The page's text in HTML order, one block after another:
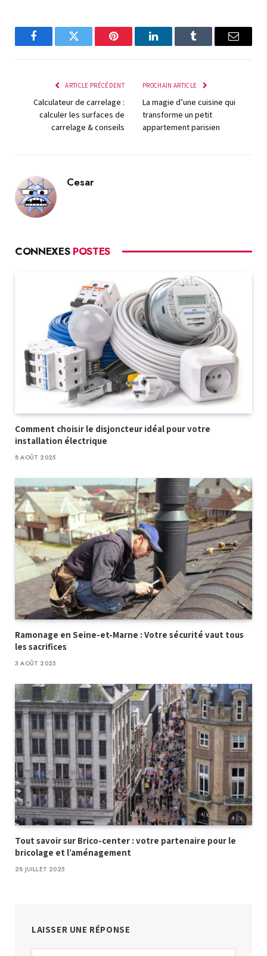
FacebookTwitter Pinterest LinkedInTumblr
E-
ARTICLE PRÉCÉDENT
Calculateur de carrelage :
calculer les surfaces de
carrelage & conseils
PROCHAIN ARTICLE
La magie d’une cuisine qui
transforme un petit
appartement parisien
Cesar
CONNEXES POSTES
Comment choisir le disjoncteur idéal pour votre
installation électrique
8 AOÛT 2025
Ramonage en Seine-et-Marne : Votre sécurité vaut tous
les sacrifices
3 AOÛT 2025
Tout savoir sur Brico-center : votre partenaire pour le
bricolage et l’aménagement
28 JUILLET 2025
LAISSER UNE RÉPONSE